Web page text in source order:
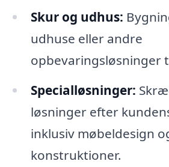
Skur og udhus:
udhuse eller andre
opbevaringsløsninger
Specialløsninger:
løsninger efter
inklusiv møbeldesign
konstruktioner.